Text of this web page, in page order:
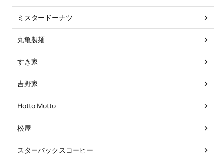
ミスタードーナツ
丸亀製麺
すき家
吉野家
Hotto Motto
松屋
スターバックスコーヒー